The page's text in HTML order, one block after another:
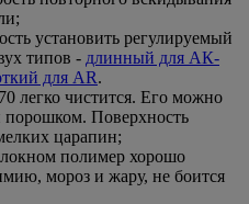
установить регулируемый
типов - длинный для АК-
для AR.
легко чистится. Его можно
Поверхность
царапин;
полимер хорошо
мороз и жару, не боится